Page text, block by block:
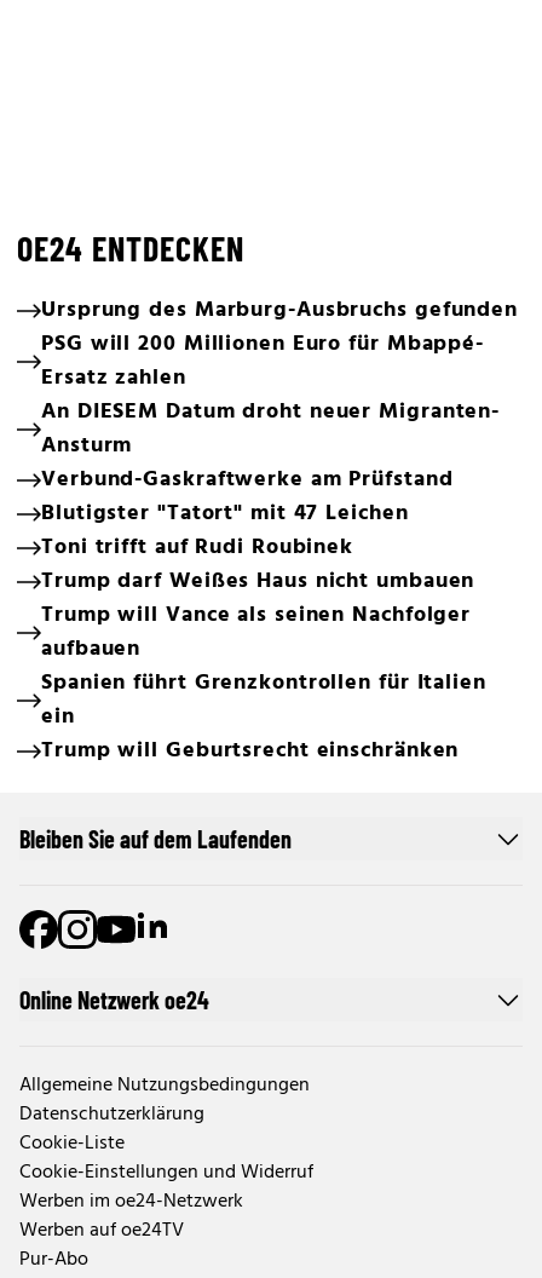
OE24 ENTDECKEN
Ursprung des Marburg-Ausbruchs gefunden
PSG will 200 Millionen Euro für Mbappé-
Ersatz zahlen
An DIESEM Datum droht neuer Migranten-
Ansturm
Verbund-Gaskraftwerke am Prüfstand
Blutigster "Tatort" mit 47 Leichen
Toni trifft auf Rudi Roubinek
Trump darf Weißes Haus nicht umbauen
Trump will Vance als seinen Nachfolger
aufbauen
Spanien führt Grenzkontrollen für Italien
ein
Trump will Geburtsrecht einschränken
Online Netzwerk oe24
Allgemeine Nutzungsbedingungen
Datenschutzerklärung
Cookie-Liste
Cookie-Einstellungen und Widerruf
Werben im oe24-Netzwerk
Werben auf oe24TV
Pur-Abo
Bleiben Sie auf dem Laufenden